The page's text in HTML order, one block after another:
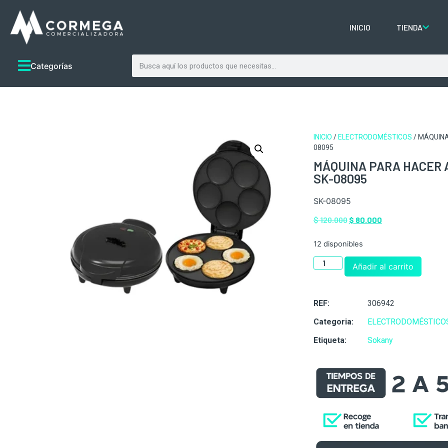
INICIO TIENDA
Categorías
INICIO / ELECTRODOMÉSTICOS /
08095
MÁQUINA PARA HACER
SK-08095
SK-08095
$120.000 $ 80.000
12 disponibles
Añadir al carrito
REF:
306942
Categoria:
Etiqueta:
Sokany